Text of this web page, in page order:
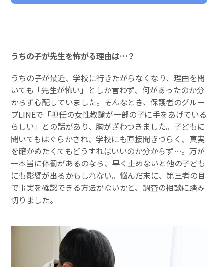
うちの子が先生を怖がる理由は…？
うちの子が最近、学校に行きたがらなくなり、理由を聞
いても「先生が怖い」としか言わず、何があったのか分
からず心配していました。そんなとき、保護者のグルー
プLINEで「担任の女性教諭が一部の子に手をあげている
らしい」との話があり、胸がざわつきました。子どもに
聞いてもはぐらかされ、学校にも直接聞きづらく、真実
を確かめたくてもどうすればいいのか分からず…。万が
一本当に体罰があるのなら、早く止めないと他の子ども
にも影響が出るかもしれない。悩んだ末に、第三者の目
で事実を確認できる方法がないかと、調査の相談に踏み
切りました。